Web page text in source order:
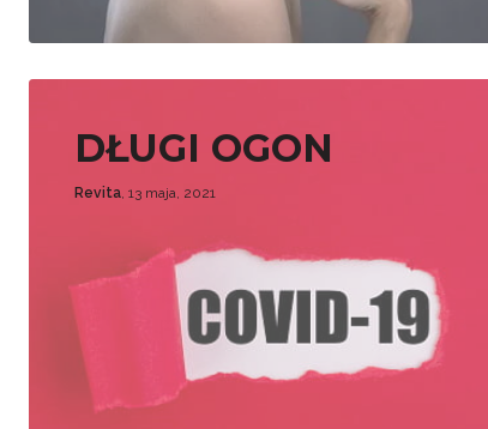
DŁUGI OGON
Revita, 13 maja, 2021